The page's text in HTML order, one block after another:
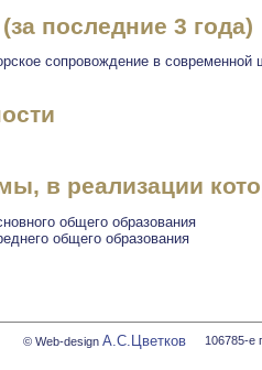
последние 3 года)
сопровождение в современной
в реализации
общего образования
общего образования
© Web-design А.С.Цветков 106785-е